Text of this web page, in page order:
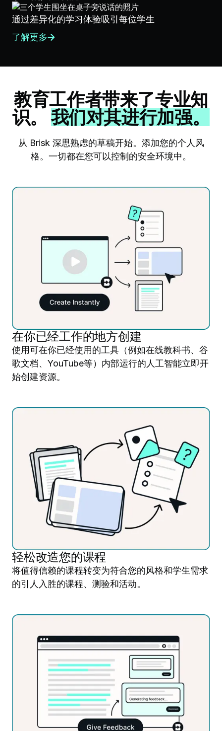
通过差异化的学习体验吸引每位学生
了解更多
教育工作者带来了专业知
识。 我们对其进行加强。
从 Brisk 深思熟虑的草稿开始。添加您的个人风
格。一切都在您可以控制的安全环境中。
在你已经工作的地方创建
使用可在你已经使用的工具（例如在线教科书、谷
歌文档、YouTube等）内部运行的人工智能立即开
始创建资源。
轻松改造您的课程
将值得信赖的课程转变为符合您的风格和学生需求
的引人入胜的课程、测验和活动。